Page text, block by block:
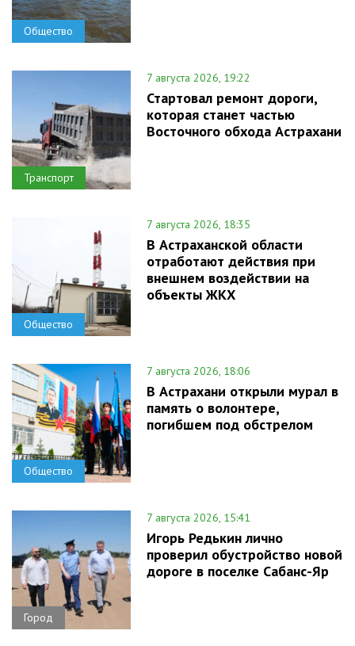
Общество
Транспорт
7 августа 2026, 19:22
Стартовал ремонт дороги,
которая станет частью
Восточного обхода Астрахани
Общество
7 августа 2026, 18:35
В Астраханской области
отработают действия при
внешнем воздействии на
объекты ЖКХ
Общество
7 августа 2026, 18:06
В Астрахани открыли мурал в
память о волонтере,
погибшем под обстрелом
Город
7 августа 2026, 15:41
Игорь Редькин лично
проверил обустройство новой
дороге в поселке Сабанс-Яр